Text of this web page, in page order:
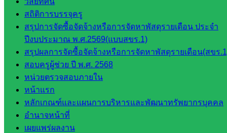
สถิติการบรรจุครู
สรุปการจัดซื้อจัดจ้างหรือการจัดหาพัสดุรายเดือน ประจำ
ปีงบประมาณ พ.ศ.2569(แบบสขร.1)
สรุปผลการจัดซื้อจัดจ้างหรือการจัดหาพัสดุรายเดือน(สขร
สอบครูผู้ช่วย ปี พ.ศ. 2568
หน่วยตรวจสอบภายใน
หน้าแรก
หลักเกณฑ์และแผนการบริหารและพัฒนาทรัพยากรบุคคล
อำนาจหน้าที่
เผยแพร่ผลงาน
และบุ
คลากรฯ
กลุ่มนิ
เทศ
ติดตาม
และประ
เมินผลฯ
::: ©2021 sakarea2.go.th. All rights reserved. Design By SK2 ICT
TEAM :::